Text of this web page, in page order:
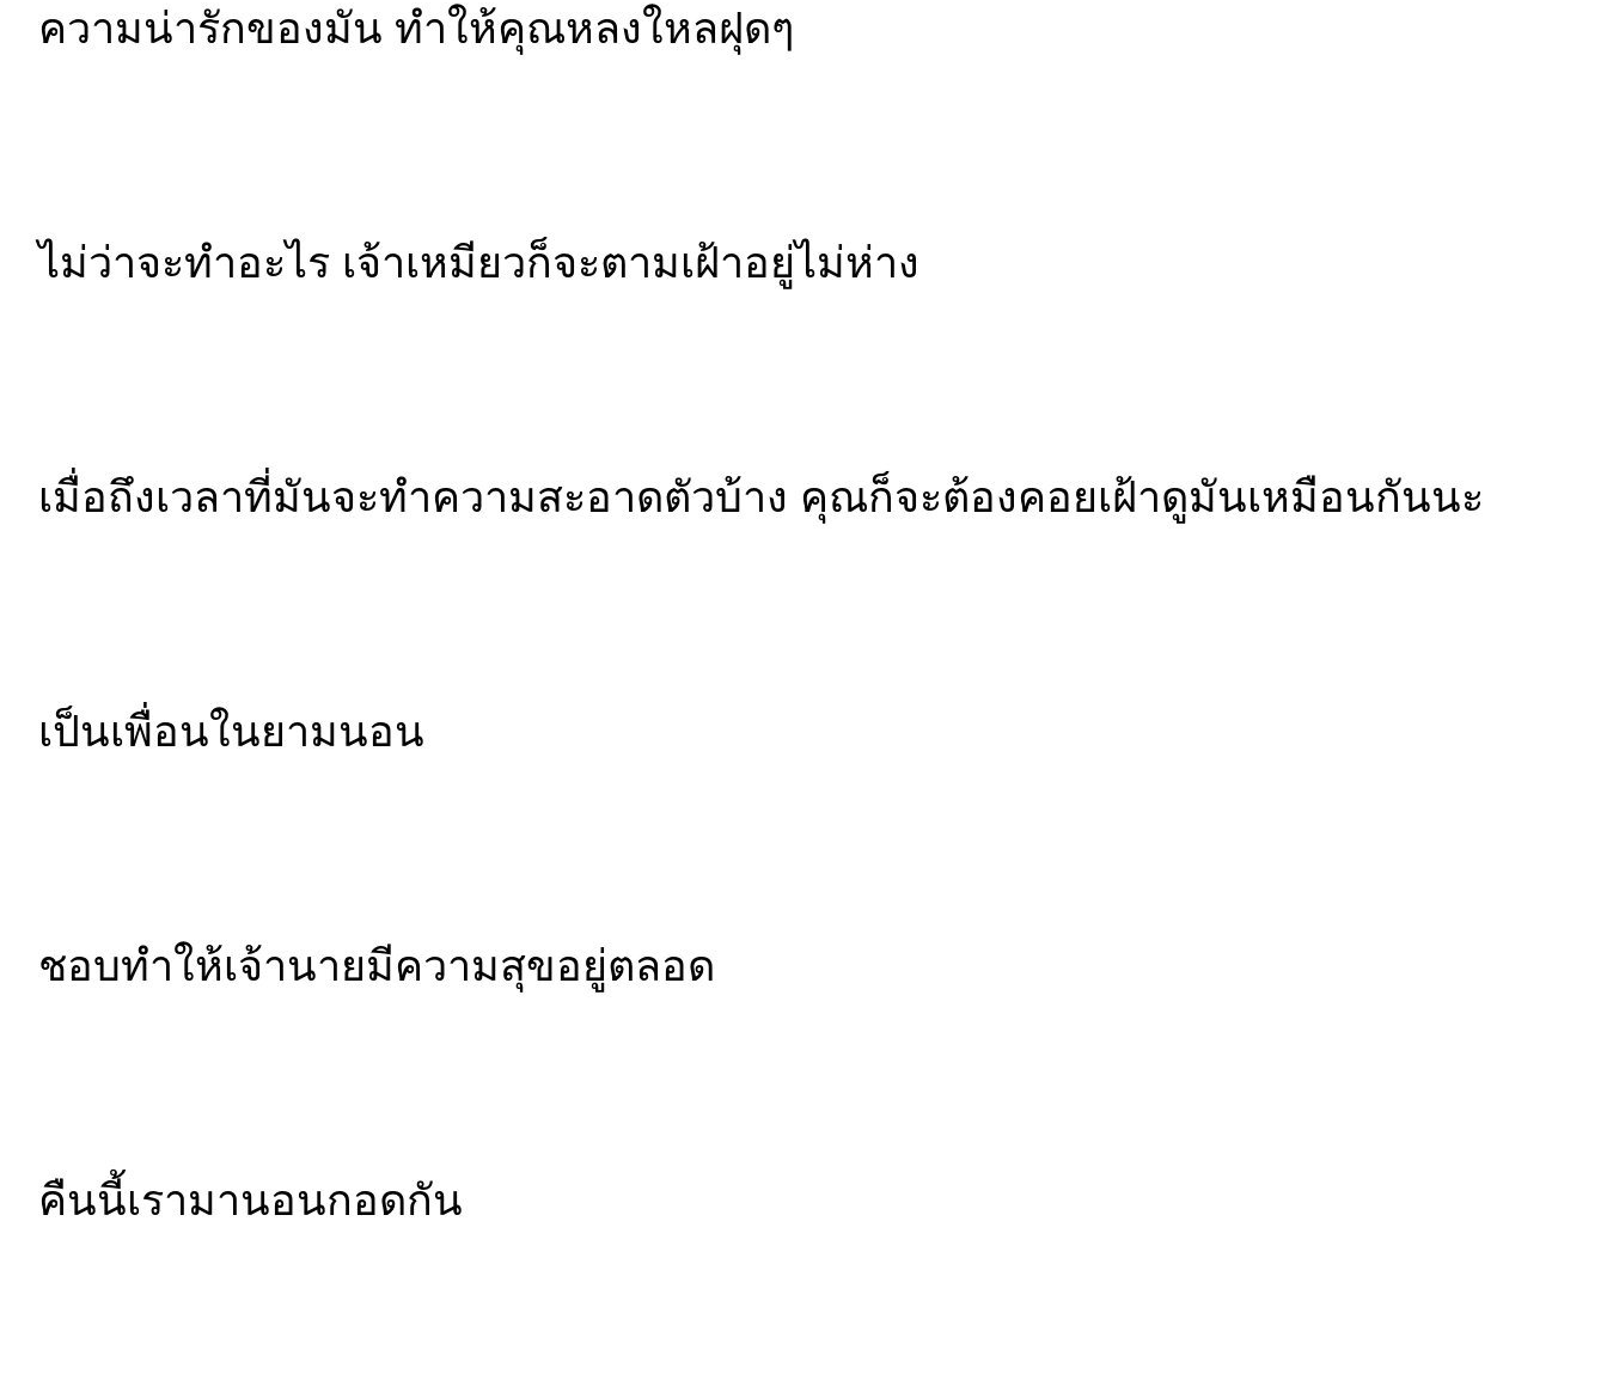
ความน่ารักของมัน ทำให้คุณหลงใหลฝุดๆ
ไม่ว่าจะทำอะไร เจ้าเหมียวก็จะตามเฝ้าอยู่ไม่ห่าง
เมื่อถึงเวลาที่มันจะทำความสะอาดตัวบ้าง คุณก็จะต้องคอยเฝ้าดูมันเหมือนกันนะ
เป็นเพื่อนในยามนอน
ชอบทำให้เจ้านายมีความสุขอยู่ตลอด
คืนนี้เรามานอนกอดกัน